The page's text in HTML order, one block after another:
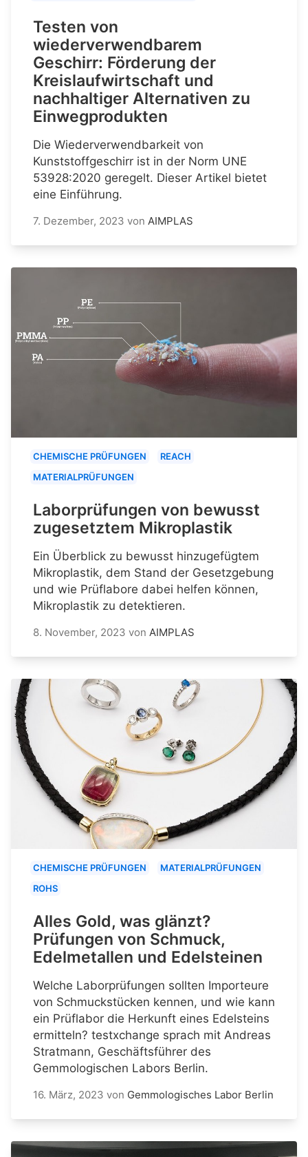
Testen von
wiederverwendbarem
Geschirr: Förderung der
Kreislaufwirtschaft und
nachhaltiger Alternativen zu
Einwegprodukten
Die Wiederverwendbarkeit von
Kunststoffgeschirr ist in der Norm UNE
53928:2020 geregelt. Dieser Artikel bietet
eine Einführung.
7. Dezember, 2023 von AIMPLAS
CHEMISCHE PRÜFUNGEN
REACH
MATERIALPRÜFUNGEN
Laborprüfungen von bewusst
zugesetztem Mikroplastik
Ein Überblick zu bewusst hinzugefügtem
Mikroplastik, dem Stand der Gesetzgebung
und wie Prüflabore dabei helfen können,
Mikroplastik zu detektieren.
8. November, 2023 von AIMPLAS
CHEMISCHE PRÜFUNGEN
MATERIALPRÜFUNGEN
ROHS
Alles Gold, was glänzt?
Prüfungen von Schmuck,
Edelmetallen und Edelsteinen
Welche Laborprüfungen sollten Importeure
von Schmuckstücken kennen, und wie kann
ein Prüflabor die Herkunft eines Edelsteins
ermitteln? testxchange sprach mit Andreas
Stratmann, Geschäftsführer des
Gemmologischen Labors Berlin.
16. März, 2023 von Gemmologisches Labor Berlin